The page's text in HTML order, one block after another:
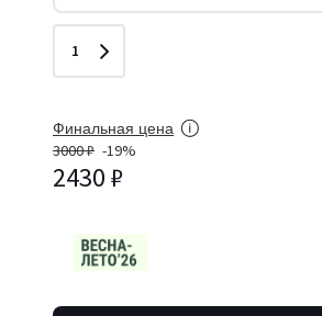
Количество
1
Финальная цена
3000 ₽ -19%
2430 ₽